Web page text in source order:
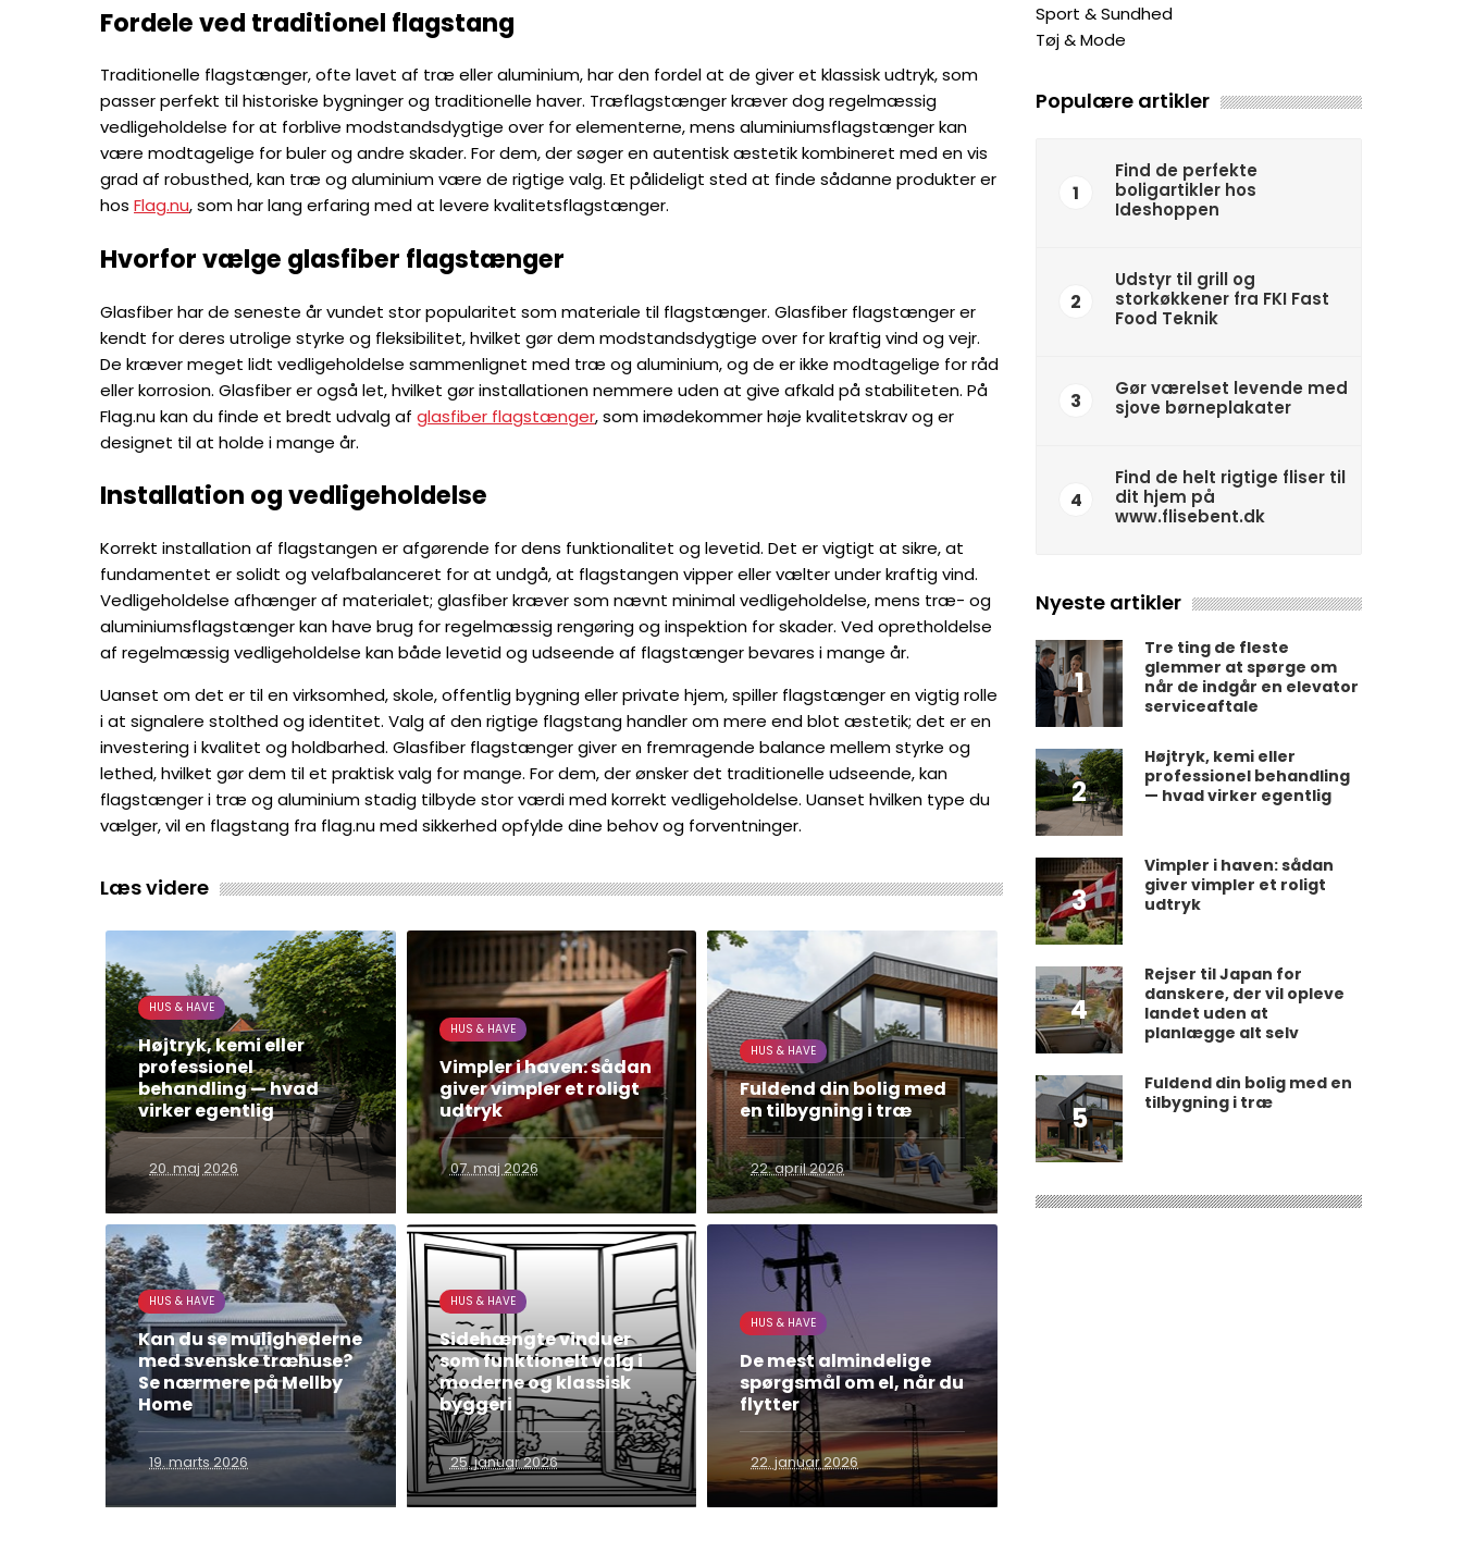
Fordele ved traditionel flagstang
Traditionelle flagstænger, ofte lavet af træ eller aluminium, har den fordel at de giver et klassisk udtryk, som
passer perfekt til historiske bygninger og traditionelle haver. Træflagstænger kræver dog regelmæssig
vedligeholdelse for at forblive modstandsdygtige over for elementerne, mens aluminiumsflagstænger kan
være modtagelige for buler og andre skader. For dem, der søger en autentisk æstetik kombineret med en vis
grad af robusthed, kan træ og aluminium være de rigtige valg. Et pålideligt sted at finde sådanne produkter er
hos Flag.nu, som har lang erfaring med at levere kvalitetsflagstænger.
Hvorfor vælge glasfiber flagstænger
Glasfiber har de seneste år vundet stor popularitet som materiale til flagstænger. Glasfiber flagstænger er
kendt for deres utrolige styrke og fleksibilitet, hvilket gør dem modstandsdygtige over for kraftig vind og vejr.
De kræver meget lidt vedligeholdelse sammenlignet med træ og aluminium, og de er ikke modtagelige for råd
eller korrosion. Glasfiber er også let, hvilket gør installationen nemmere uden at give afkald på stabiliteten. På
Flag.nu kan du finde et bredt udvalg af glasfiber flagstænger, som imødekommer høje kvalitetskrav og er
designet til at holde i mange år.
Installation og vedligeholdelse
Korrekt installation af flagstangen er afgørende for dens funktionalitet og levetid. Det er vigtigt at sikre, at
fundamentet er solidt og velafbalanceret for at undgå, at flagstangen vipper eller vælter under kraftig vind.
Vedligeholdelse afhænger af materialet; glasfiber kræver som nævnt minimal vedligeholdelse, mens træ- og
aluminiumsflagstænger kan have brug for regelmæssig rengøring og inspektion for skader. Ved opretholdelse
af regelmæssig vedligeholdelse kan både levetid og udseende af flagstænger bevares i mange år.
Uanset om det er til en virksomhed, skole, offentlig bygning eller private hjem, spiller flagstænger en vigtig rolle
i at signalere stolthed og identitet. Valg af den rigtige flagstang handler om mere end blot æstetik; det er en
investering i kvalitet og holdbarhed. Glasfiber flagstænger giver en fremragende balance mellem styrke og
lethed, hvilket gør dem til et praktisk valg for mange. For dem, der ønsker det traditionelle udseende, kan
flagstænger i træ og aluminium stadig tilbyde stor værdi med korrekt vedligeholdelse. Uanset hvilken type du
vælger, vil en flagstang fra flag.nu med sikkerhed opfylde dine behov og forventninger.
Læs videre
HUS & HAVE
Højtryk, kemi eller
professionel
behandling — hvad
virker egentlig
20. maj 2026
HUS & HAVE
Vimpler i haven: sådan
giver vimpler et roligt
udtryk
07. maj 2026
HUS & HAVE
Fuldend din bolig med
en tilbygning i træ
22. april 2026
HUS & HAVE
Kan du se mulighederne
med svenske træhuse?
Se nærmere på Mellby
Home
19. marts 2026
HUS & HAVE
Sidehængte vinduer
som funktionelt valg i
moderne og klassisk
byggeri
25. januar 2026
HUS & HAVE
De mest almindelige
spørgsmål om el, når du
flytter
22. januar 2026
Sport & Sundhed
Tøj & Mode
Populære artikler
1
Find de perfekte
boligartikler hos
Ideshoppen
2
Udstyr til grill og
storkøkkener fra FKI Fast
Food Teknik
3
Gør værelset levende med
sjove børneplakater
4
Find de helt rigtige fliser til
dit hjem på
www.flisebent.dk
Nyeste artikler
1
Tre ting de fleste
glemmer at spørge om
når de indgår en elevator
serviceaftale
2
Højtryk, kemi eller
professionel behandling
— hvad virker egentlig
3
Vimpler i haven: sådan
giver vimpler et roligt
udtryk
4
Rejser til Japan for
danskere, der vil opleve
landet uden at
planlægge alt selv
5
Fuldend din bolig med en
tilbygning i træ